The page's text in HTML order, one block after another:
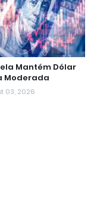
Mantém Dólar
Moderada
03, 2026